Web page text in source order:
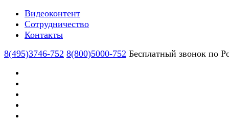
Видеоконтент
Сотрудничество
Контакты
8(495)3746-752 8(800)5000-752 Бесплатный звонок по